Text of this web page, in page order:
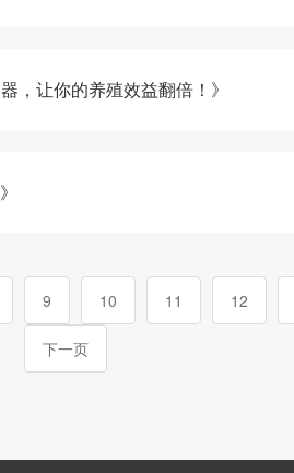
，让你的养殖效益翻倍！》
9 10 11 12
下一页